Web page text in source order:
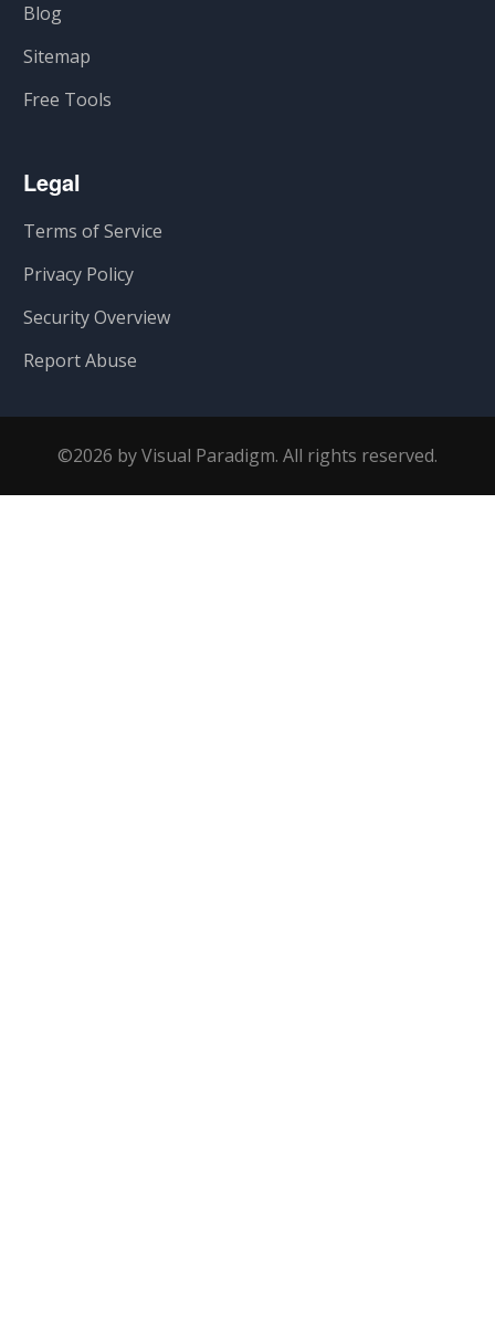
Blog
Sitemap
Free Tools
Legal
Terms of Service
Privacy Policy
Security Overview
Report Abuse
©2026 by Visual Paradigm. All rights reserved.